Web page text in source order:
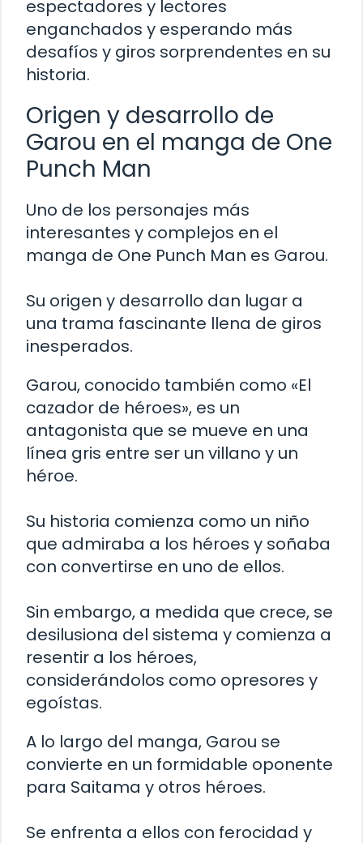
espectadores y lectores
enganchados y esperando más
desafíos y giros sorprendentes en su
historia.
Origen y desarrollo de
Garou en el manga de One
Punch Man
Uno de los personajes más
interesantes y complejos en el
manga de One Punch Man es Garou.
Su origen y desarrollo dan lugar a
una trama fascinante llena de giros
inesperados.
Garou, conocido también como «El
cazador de héroes», es un
antagonista que se mueve en una
línea gris entre ser un villano y un
héroe.
Su historia comienza como un niño
que admiraba a los héroes y soñaba
con convertirse en uno de ellos.
Sin embargo, a medida que crece, se
desilusiona del sistema y comienza a
resentir a los héroes,
considerándolos como opresores y
egoístas.
A lo largo del manga, Garou se
convierte en un formidable oponente
para Saitama y otros héroes.
Se enfrenta a ellos con ferocidad y